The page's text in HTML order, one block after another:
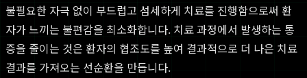
불필요한 자극 없이 부드럽고 섬세하게 치료를 진행함으로써 환
자가 느끼는 불편감을 최소화합니다. 치료 과정에서 발생하는 통
증을 줄이는 것은 환자의 협조도를 높여 결과적으로 더 나은 치료
결과를 가져오는 선순환을 만듭니다.